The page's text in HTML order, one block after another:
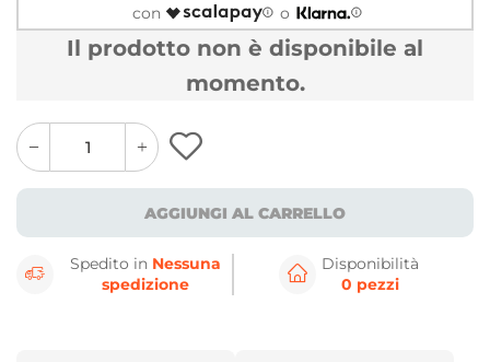
con
o
Il prodotto non è disponibile al
momento.
quantity
button
quantity
minus
button
AGGIUNGI AL CARRELLO
Spedito in Nessuna
spedizione
Disponibilità
0 pezzi